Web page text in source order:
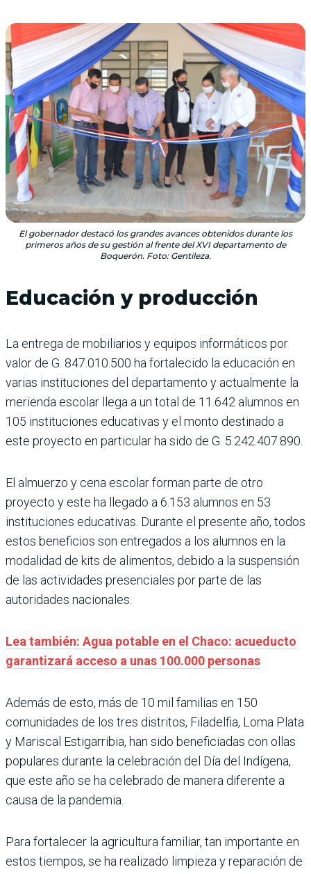
El gobernador destacó los grandes avances obtenidos durante los
primeros años de su gestión al frente del XVI departamento de
Boquerón. Foto: Gentileza.
Educación y producción
La entrega de mobiliarios y equipos informáticos por
valor de G. 847.010.500 ha fortalecido la educación en
varias instituciones del departamento y actualmente la
merienda escolar llega a un total de 11.642 alumnos en
105 instituciones educativas y el monto destinado a
este proyecto en particular ha sido de G. 5.242.407.890.
El almuerzo y cena escolar forman parte de otro
proyecto y este ha llegado a 6.153 alumnos en 53
instituciones educativas. Durante el presente año, todos
estos beneficios son entregados a los alumnos en la
modalidad de kits de alimentos, debido a la suspensión
de las actividades presenciales por parte de las
autoridades nacionales.
Lea también: Agua potable en el Chaco: acueducto
garantizará acceso a unas 100.000 personas
Además de esto, más de 10 mil familias en 150
comunidades de los tres distritos, Filadelfia, Loma Plata
y Mariscal Estigarribia, han sido beneficiadas con ollas
populares durante la celebración del Día del Indígena,
que este año se ha celebrado de manera diferente a
causa de la pandemia.
Para fortalecer la agricultura familiar, tan importante en
estos tiempos, se ha realizado limpieza y reparación de